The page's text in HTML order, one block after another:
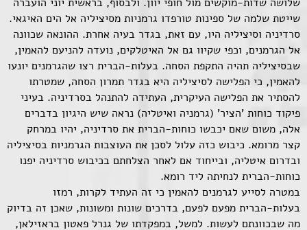
שייטת שלמה של ספינות טורפדו גרמניות מסיציליה אל הים האיגאי.
סרדיניה וסיציליה היו, עם זאת, בגדר בעיה אחרת. ההונאה שכוונה
אל הגרמנים, וכפי שקיוו גם אל האיטלקים, נועדה להניעם להאמין,
שבסיציליה תהיה התקפת הסחה. בעלות-הברית רצו שהגרמנים יונעו
להאמין, כי הפלישה לסיציליה היא בגדר תמרון הסחה, שמטרתו
להסתיר את הפלישה העיקרית, העתידה להתנהל בסרדיניה. בעיני
פיקוד כוחות 'הציר' (גרמניה ואיטליה) נראה שיש היגיון בדברים
אלה, משום שאם יכבשו כוחות-הברית את סרדיניה, יהיו במרחק
קצר מרומא. כיבוש כזה עלול לסכן את העוצבות הגרמניות בסיציליה
ובדרום איטליה, ובייחוד אם לאחר הצלחתם בכיבוש סרדיניה יפנו
כוחות-הברית לנחיתה ליד רומא.
במטרה לסייע לגרמנים להאמין כי זה העתיד לקרות, רמזו
בעלות-הברית מפעם לפעם, בדרכים שונות ומשונות, שאכן זה בדיוק
מה שבכוונתם לעשות. למשל, במפקדתו של גנרל פאטון בראזילאן,